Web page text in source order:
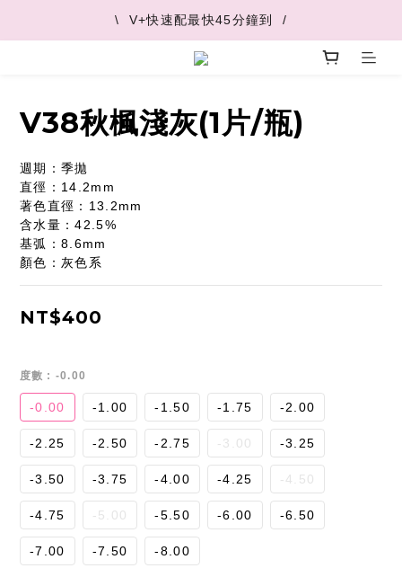
\  V+快速配最快45分鐘到  /
\  V+快速配最快45分鐘到  /
\  推薦好友 領取購物金  /
V38秋楓淺灰(1片/瓶)
週期：季拋
直徑：14.2mm
著色直徑：13.2mm
含水量：42.5%
基弧：8.6mm
顏色：灰色系
NT$400
度數 : -0.00
-0.00 -1.00 -1.50 -1.75 -2.00
-2.25 -2.50 -2.75 -3.00 -3.25
-3.50 -3.75 -4.00 -4.25 -4.50
-4.75 -5.00 -5.50 -6.00 -6.50
-7.00 -7.50 -8.00